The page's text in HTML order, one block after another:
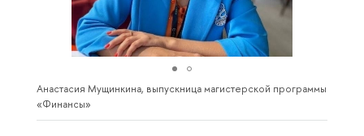
Анастасия Мущинкина, выпускница магистерской программы
«Финансы»